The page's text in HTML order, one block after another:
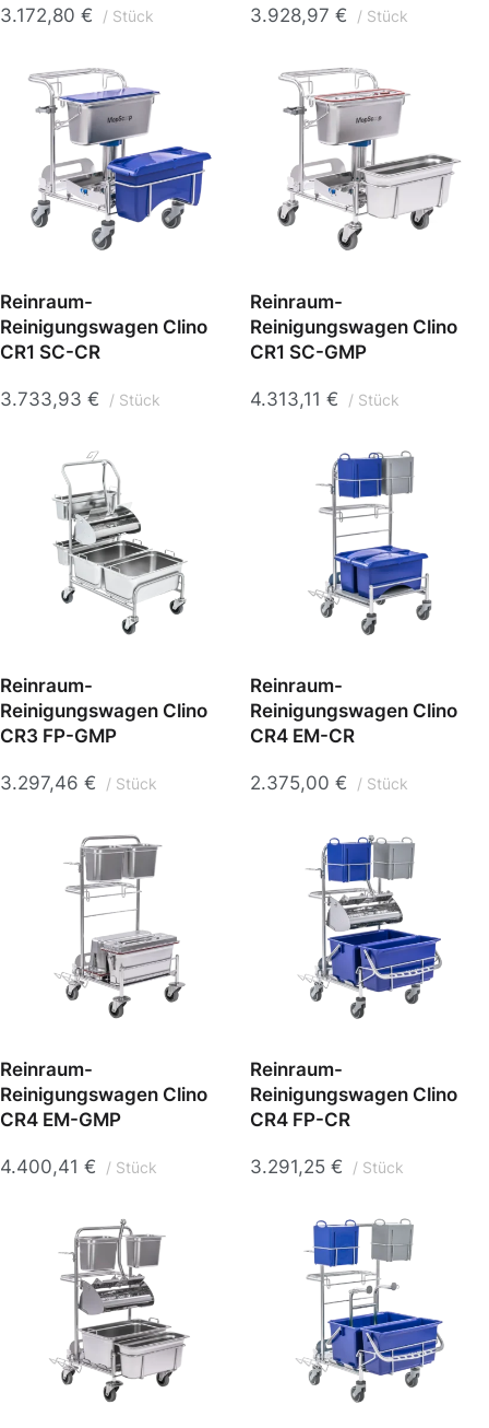
3.172,80 € Stück 3.928,97 € Stück
Reinraum-
Reinigungswagen Clino
CR1 SC-CR
3.733,93 € Stück
Reinraum-
Reinigungswagen Clino
CR1 SC-GMP
4.313,11 € Stück
Reinraum-
Reinigungswagen Clino
CR3 FP-GMP
3.297,46 € Stück
Reinraum-
Reinigungswagen Clino
CR4 EM-CR
2.375,00 € Stück
Reinraum-
Reinigungswagen Clino
CR4 EM-GMP
4.400,41 € Stück
Reinraum-
Reinigungswagen Clino
CR4 FP-CR
3.291,25 € Stück